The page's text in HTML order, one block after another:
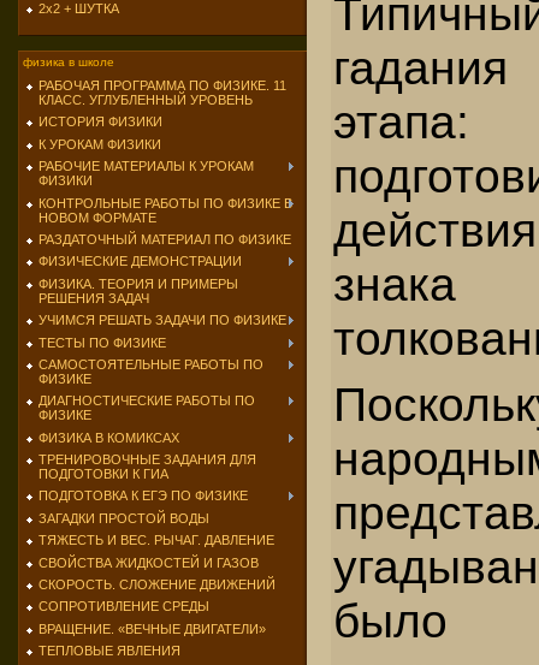
2х2 + ШУТКА
физика в школе
РАБОЧАЯ ПРОГРАММА ПО ФИЗИКЕ. 11
КЛАСС. УГЛУБЛЕННЫЙ УРОВЕНЬ
ИСТОРИЯ ФИЗИКИ
К УРОКАМ ФИЗИКИ
РАБОЧИЕ МАТЕРИАЛЫ К УРОКАМ
ФИЗИКИ
КОНТРОЛЬНЫЕ РАБОТЫ ПО ФИЗИКЕ В
НОВОМ ФОРМАТЕ
РАЗДАТОЧНЫЙ МАТЕРИАЛ ПО ФИЗИКЕ
ФИЗИЧЕСКИЕ ДЕМОНСТРАЦИИ
ФИЗИКА. ТЕОРИЯ И ПРИМЕРЫ
РЕШЕНИЯ ЗАДАЧ
УЧИМСЯ РЕШАТЬ ЗАДАЧИ ПО ФИЗИКЕ
ТЕСТЫ ПО ФИЗИКЕ
САМОСТОЯТЕЛЬНЫЕ РАБОТЫ ПО
ФИЗИКЕ
ДИАГНОСТИЧЕСКИЕ РАБОТЫ ПО
ФИЗИКЕ
ФИЗИКА В КОМИКСАХ
ТРЕНИРОВОЧНЫЕ ЗАДАНИЯ ДЛЯ
ПОДГОТОВКИ К ГИА
ПОДГОТОВКА К ЕГЭ ПО ФИЗИКЕ
ЗАГАДКИ ПРОСТОЙ ВОДЫ
ТЯЖЕСТЬ И ВЕС. РЫЧАГ. ДАВЛЕНИЕ
СВОЙСТВА ЖИДКОСТЕЙ И ГАЗОВ
СКОРОСТЬ. СЛОЖЕНИЕ ДВИЖЕНИЙ
СОПРОТИВЛЕНИЕ СРЕДЫ
ВРАЩЕНИЕ. «ВЕЧНЫЕ ДВИГАТЕЛИ»
ТЕПЛОВЫЕ ЯВЛЕНИЯ
гадания
этапа:
было